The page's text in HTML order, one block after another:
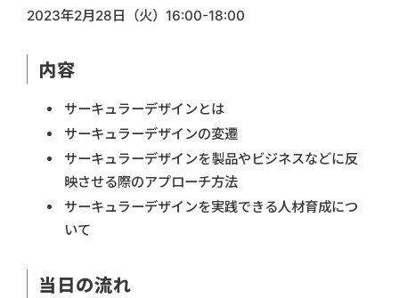
2023年2月28日（火）16:00-18:00
内容
サーキュラーデザインとは
サーキュラーデザインの変遷
サーキュラーデザインを製品やビジネスなどに反
映させる際のアプローチ方法
サーキュラーデザインを実践できる人材育成につ
いて
当日の流れ